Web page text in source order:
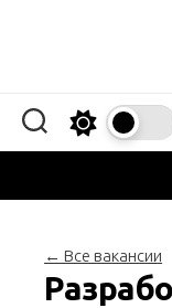
← Все вакансии